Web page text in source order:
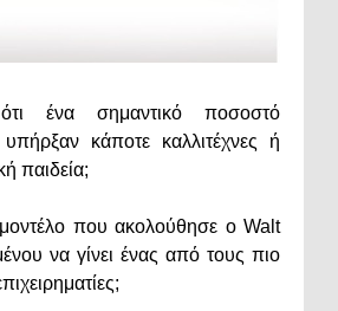
ένα σημαντικό ποσοστό
υπήρξαν κάποτε καλλιτέχνες ή
παιδεία;
που ακολούθησε ο Walt
να γίνει ένας από τους πιο